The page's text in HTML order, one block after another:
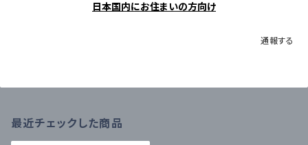
日本国内にお住まいの方向け
通報する
最近チェックした商品